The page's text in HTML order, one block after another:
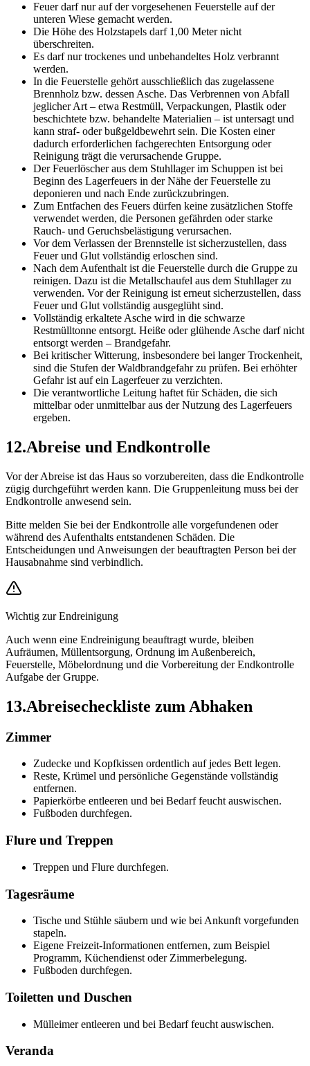
Feuer darf nur auf der vorgesehenen Feuerstelle auf der
unteren Wiese gemacht werden.
Die Höhe des Holzstapels darf 1,00 Meter nicht
überschreiten.
Es darf nur trockenes und unbehandeltes Holz verbrannt
werden.
In die Feuerstelle gehört ausschließlich das zugelassene
Brennholz bzw. dessen Asche. Das Verbrennen von Abfall
jeglicher Art – etwa Restmüll, Verpackungen, Plastik oder
beschichtete bzw. behandelte Materialien – ist untersagt und
kann straf- oder bußgeldbewehrt sein. Die Kosten einer
dadurch erforderlichen fachgerechten Entsorgung oder
Reinigung trägt die verursachende Gruppe.
Der Feuerlöscher aus dem Stuhllager im Schuppen ist bei
Beginn des Lagerfeuers in der Nähe der Feuerstelle zu
deponieren und nach Ende zurückzubringen.
Zum Entfachen des Feuers dürfen keine zusätzlichen Stoffe
verwendet werden, die Personen gefährden oder starke
Rauch- und Geruchsbelästigung verursachen.
Vor dem Verlassen der Brennstelle ist sicherzustellen, dass
Feuer und Glut vollständig erloschen sind.
Nach dem Aufenthalt ist die Feuerstelle durch die Gruppe zu
reinigen. Dazu ist die Metallschaufel aus dem Stuhllager zu
verwenden. Vor der Reinigung ist erneut sicherzustellen, dass
Feuer und Glut vollständig ausgeglüht sind.
Vollständig erkaltete Asche wird in die schwarze
Restmülltonne entsorgt. Heiße oder glühende Asche darf nicht
entsorgt werden – Brandgefahr.
Bei kritischer Witterung, insbesondere bei langer Trockenheit,
sind die Stufen der Waldbrandgefahr zu prüfen. Bei erhöhter
Gefahr ist auf ein Lagerfeuer zu verzichten.
Die verantwortliche Leitung haftet für Schäden, die sich
mittelbar oder unmittelbar aus der Nutzung des Lagerfeuers
ergeben.
12.Abreise und Endkontrolle
Vor der Abreise ist das Haus so vorzubereiten, dass die Endkontrolle
zügig durchgeführt werden kann. Die Gruppenleitung muss bei der
Endkontrolle anwesend sein.
Bitte melden Sie bei der Endkontrolle alle vorgefundenen oder
während des Aufenthalts entstandenen Schäden. Die
Entscheidungen und Anweisungen der beauftragten Person bei der
Hausabnahme sind verbindlich.
Wichtig zur Endreinigung
Auch wenn eine Endreinigung beauftragt wurde, bleiben
Aufräumen, Müllentsorgung, Ordnung im Außenbereich,
Feuerstelle, Möbelordnung und die Vorbereitung der Endkontrolle
Aufgabe der Gruppe.
13.Abreisecheckliste zum Abhaken
Zimmer
Zudecke und Kopfkissen ordentlich auf jedes Bett legen.
Reste, Krümel und persönliche Gegenstände vollständig
entfernen.
Papierkörbe entleeren und bei Bedarf feucht auswischen.
Fußboden durchfegen.
Flure und Treppen
Treppen und Flure durchfegen.
Tagesräume
Tische und Stühle säubern und wie bei Ankunft vorgefunden
stapeln.
Eigene Freizeit-Informationen entfernen, zum Beispiel
Programm, Küchendienst oder Zimmerbelegung.
Fußboden durchfegen.
Toiletten und Duschen
Mülleimer entleeren und bei Bedarf feucht auswischen.
Veranda